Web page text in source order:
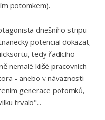
potomkem).
dnešního stripu
potenciál dokázat,
tedy řadícího
nemalé klišé pracovních
- anebo v návaznosti
generace potomků,
trvalo"...